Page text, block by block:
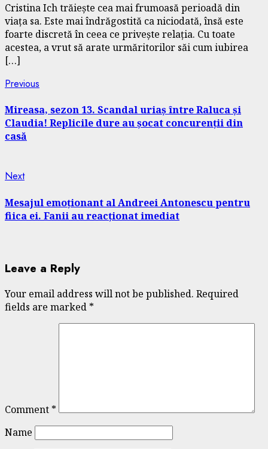
Cristina Ich trăiește cea mai frumoasă perioadă din
viața sa. Este mai îndrăgostită ca niciodată, însă este
foarte discretă în ceea ce privește relația. Cu toate
acestea, a vrut să arate urmăritorilor săi cum iubirea
[…]
Continue
Reading
Previous
Mireasa, sezon 13. Scandal uriaș între Raluca și
Claudia! Replicile dure au șocat concurenții din
casă
NextNext
Mesajul emoționant al Andreei Antonescu pentru
fiica ei. Fanii au reacționat imediat
Leave a Reply
Your email address will not be published. Required
fields are marked *
Comment *
Name